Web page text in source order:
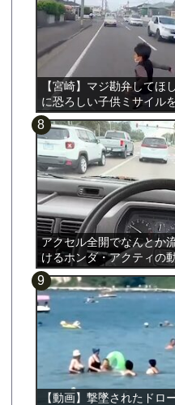
【宮崎】マジ勘弁してほ
に恐ろしい子供ミサイルを
アクセル全開でなんとか
けるホンダ・アクティの
【動画】撃墜されたドロ